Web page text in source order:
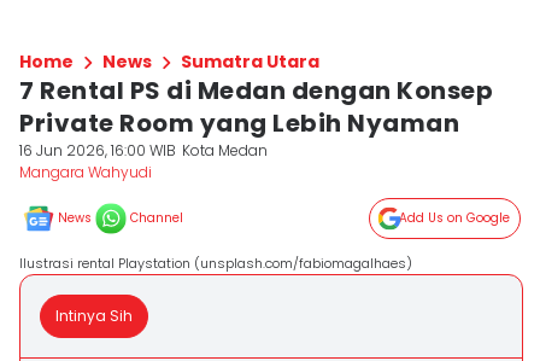
Home News Sumatra Utara
7 Rental PS di Medan dengan Konsep
Private Room yang Lebih Nyaman
16 Jun 2026, 16:00 WIB Kota Medan
Mangara Wahyudi
News Channel Add Us on Google
Ilustrasi rental Playstation (unsplash.com/fabiomagalhaes)
Intinya Sih